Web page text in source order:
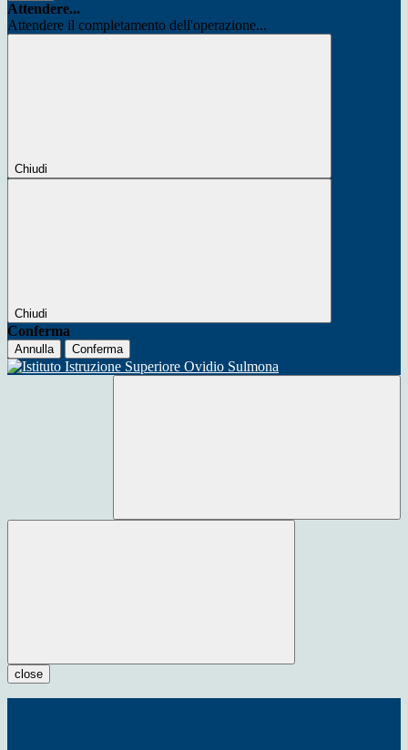
Attendere...
Attendere il completamento dell'operazione...
Chiudi
Chiudi
Conferma
Annulla Conferma
close